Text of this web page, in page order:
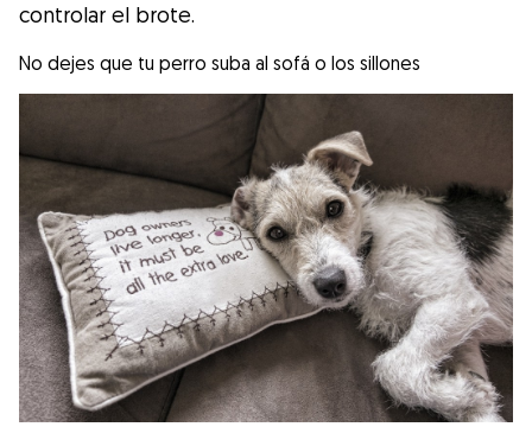
controlar el brote.
No dejes que tu perro suba al sofá o los sillones